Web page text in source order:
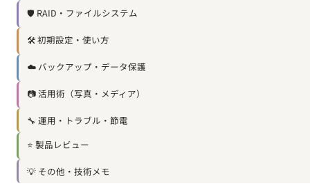
🛡️ RAID・ファイルシステム
🛠️ 初期設定・使い方
☁️ バックアップ・データ保護
📷 活用術（写真・メディア）
🔧 運用・トラブル・節電
⭐ 製品レビュー
💡 その他・技術メモ